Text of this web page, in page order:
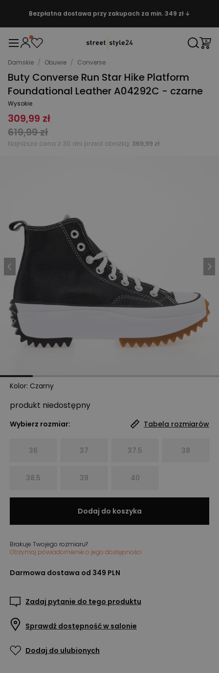
Bezpłatna dostawa przy zakupach za min. 349 zł ↓
Damskie / Obuwie / Converse
Buty Converse Run Star Hike Platform
Foundational Leather A04292C - czarne
Wysokie
309,99 zł
619,99 zł
Najniższa cena z 30 dni przed obniżką: 369,99 zł
Kolor: Czarny
produkt niedostępny
Wybierz rozmiar: Tabela rozmiarów
36 37 37.5 38
38.5 39 40
Dodaj do koszyka
Brakuje Twojego rozmiaru?
Otrzymaj powiadomienie o jego dostępności
Darmowa dostawa od 349 PLN
Zadaj pytanie do tego produktu
Sprawdź dostępność w salonie
Dodaj do ulubionych